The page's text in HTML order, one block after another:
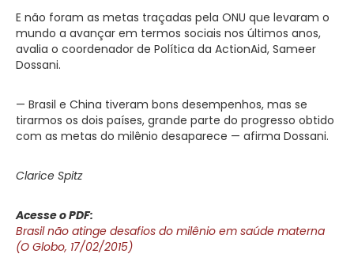
E não foram as metas traçadas pela ONU que levaram o
mundo a avançar em termos sociais nos últimos anos,
avalia o coordenador de Política da ActionAid, Sameer
Dossani.
— Brasil e China tiveram bons desempenhos, mas se
tirarmos os dois países, grande parte do progresso obtido
com as metas do milênio desaparece — afirma Dossani.
Clarice Spitz
Acesse o PDF:
Brasil não atinge desafios do milênio em saúde materna
(O Globo, 17/02/2015)